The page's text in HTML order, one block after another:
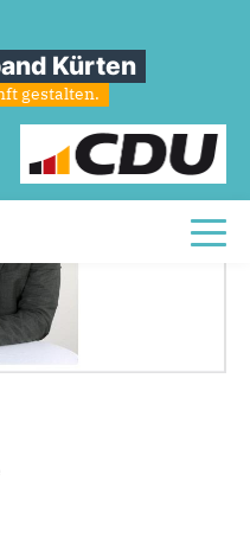
Kürten
gestalten.